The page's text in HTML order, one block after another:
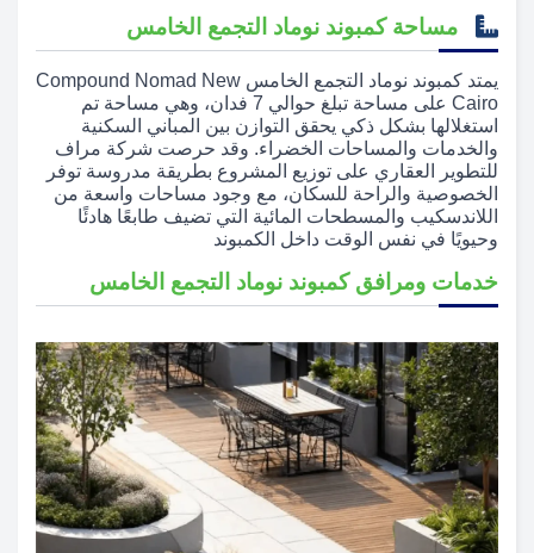
مساحة كمبوند نوماد التجمع الخامس
يمتد كمبوند نوماد التجمع الخامس Compound Nomad New
Cairo على مساحة تبلغ حوالي 7 فدان، وهي مساحة تم
استغلالها بشكل ذكي يحقق التوازن بين المباني السكنية
والخدمات والمساحات الخضراء. وقد حرصت شركة مراف
للتطوير العقاري على توزيع المشروع بطريقة مدروسة توفر
الخصوصية والراحة للسكان، مع وجود مساحات واسعة من
اللاندسكيب والمسطحات المائية التي تضيف طابعًا هادئًا
وحيويًا في نفس الوقت داخل الكمبوند
خدمات ومرافق كمبوند نوماد التجمع الخامس